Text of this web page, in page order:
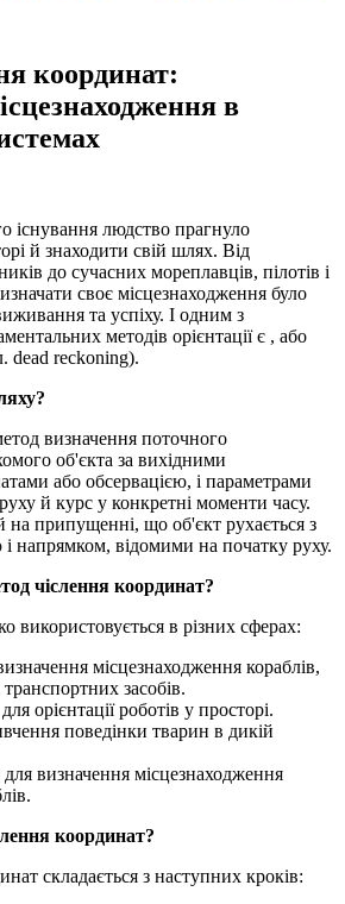
координат:
в
існування людство прагнуло
й знаходити свій шлях. Від
до сучасних мореплавців, пілотів і
своє місцезнаходження було
та успіху. І одним з
методів орієнтації є , або
dead reckoning).
визначення поточного
об'єкта за вихідними
або обсервацією, і параметрами
й курс у конкретні моменти часу.
на припущенні, що об'єкт рухається з
напрямком, відомими на початку руху.
чіслення координат?
використовується в різних сферах:
місцезнаходження кораблів,
транспортних засобів.
для орієнтації роботів у просторі.
поведінки тварин в дикій
для визначення місцезнаходження
координат?
складається з наступних кроків: